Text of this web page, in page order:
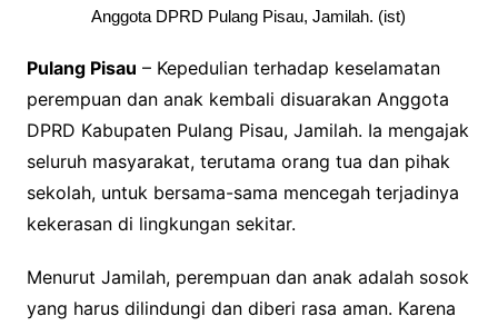
Anggota DPRD Pulang Pisau, Jamilah. (ist)
Pulang Pisau – Kepedulian terhadap keselamatan
perempuan dan anak kembali disuarakan Anggota
DPRD Kabupaten Pulang Pisau, Jamilah. Ia mengajak
seluruh masyarakat, terutama orang tua dan pihak
sekolah, untuk bersama-sama mencegah terjadinya
kekerasan di lingkungan sekitar.
Menurut Jamilah, perempuan dan anak adalah sosok
yang harus dilindungi dan diberi rasa aman. Karena